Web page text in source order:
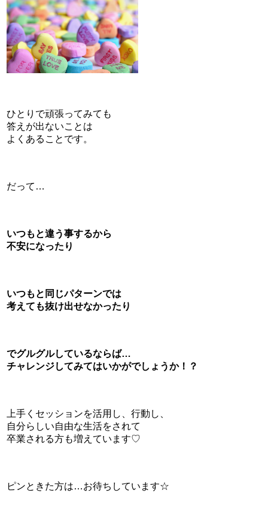
ひとりで頑張ってみても
答えが出ないことは
よくあることです。
だって…
いつもと違う事するから
不安になったり
いつもと同じパターンでは
考えても抜け出せなかったり
でグルグルしているならば…
チャレンジしてみてはいかがでしょうか！？
上手くセッションを活用し、行動し、
自分らしい自由な生活をされて
卒業される方も増えています♡
ピンときた方は…お待ちしています☆